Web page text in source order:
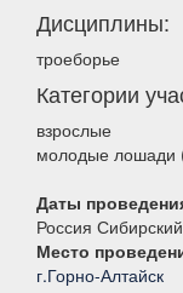
Дисциплины:
троеборье
Категории
взрослые
молодые лошади
Даты
Россия
Место
г.Горно-Алтайск